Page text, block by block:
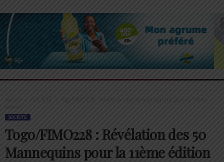
Accueil
Togo/FIMO228 : Révélation des 50 Mannequins pour la 11ème
édition
SOCIÉTÉ
Togo/FIMO228 : Révélation des 50
Mannequins pour la 11ème édition